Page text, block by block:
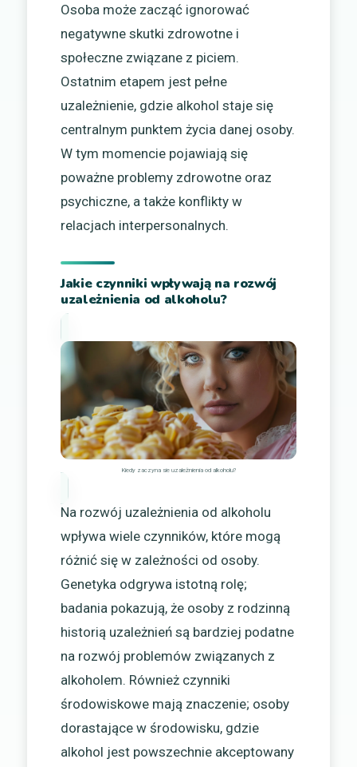
Osoba może zacząć ignorować
negatywne skutki zdrowotne i
społeczne związane z piciem.
Ostatnim etapem jest pełne
uzależnienie, gdzie alkohol staje się
centralnym punktem życia danej osoby.
W tym momencie pojawiają się
poważne problemy zdrowotne oraz
psychiczne, a także konflikty w
relacjach interpersonalnych.
Jakie czynniki wpływają na rozwój
uzależnienia od alkoholu?
Kiedy zaczyna sie uzależnienia od alkoholu?
Na rozwój uzależnienia od alkoholu
wpływa wiele czynników, które mogą
różnić się w zależności od osoby.
Genetyka odgrywa istotną rolę;
badania pokazują, że osoby z rodzinną
historią uzależnień są bardziej podatne
na rozwój problemów związanych z
alkoholem. Również czynniki
środowiskowe mają znaczenie; osoby
dorastające w środowisku, gdzie
alkohol jest powszechnie akceptowany